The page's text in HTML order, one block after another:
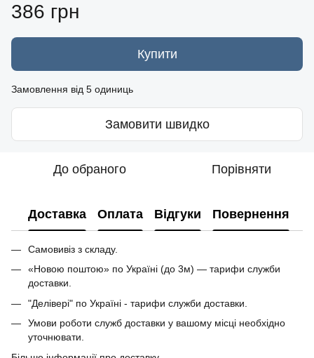
386 грн
Купити
Замовлення від 5 одиниць
Замовити швидко
До обраного Порівняти
Доставка Оплата Відгуки Повернення
Самовивіз з складу.
«Новою поштою» по Україні (до 3м) — тарифи служби
доставки.
"Делівері" по Україні - тарифи служби доставки.
Умови роботи служб доставки у вашому місці необхідно
уточнювати.